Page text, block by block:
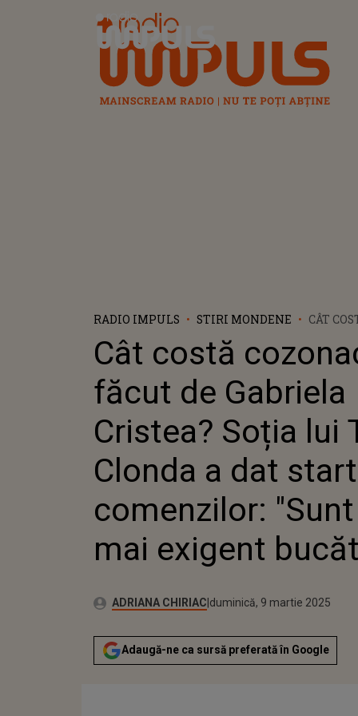
Radio Impuls
RADIO IMPULS STIRI MONDENE
CÂT
TAVI
"SUNT
Cât costă
făcut de Gabriela
Cristea? Soția lui
Clonda a dat
comenzilor: "Sunt
mai exigent
Autor:ADRIANA CHIRIACPublicat:
sâmbătă, 9 martie 2024
Actualizat:
duminică, 9 martie 2025
Adaugă-ne ca sursă preferată în Google